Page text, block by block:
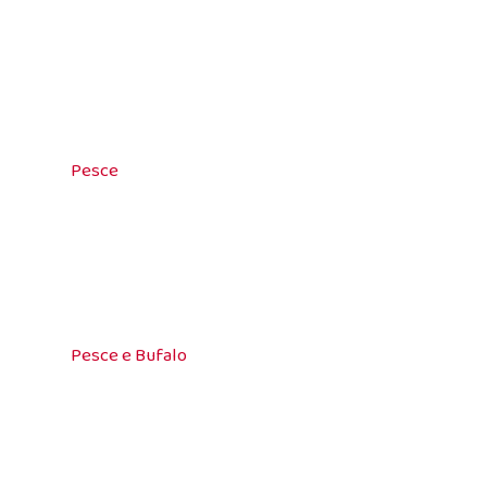
Pesce
Pesce e Bufalo